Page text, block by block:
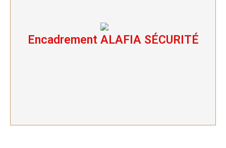
Encadrement ALAFIA SÉCURITÉ
Encadrement ALAFIA SÉCURITÉ